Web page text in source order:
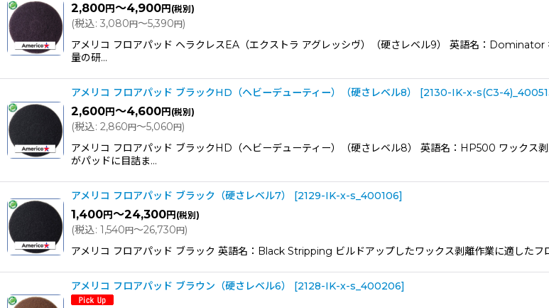
2,800円～4,900円 (税別)
(税込: 3,080円～5,390円)
アメリコ フロアパッド ヘラクレスEA（エクストラ アグレッシヴ）（硬さレベル9） 英語名：
量の研…
アメリコ フロアパッド ブラックHD（ヘビーデューティー）（硬さレベル8） [2130-IK-x-s(C3-
2,600円～4,600円 (税別)
(税込: 2,860円～5,060円)
アメリコ フロアパッド ブラックHD（ヘビーデューティー）（硬さレベル8） 英語名：HP500 ワックス
がパッドに目詰ま…
アメリコ フロアパッド ブラック（硬さレベル7） [2129-IK-x-s_400106]
1,400円～24,300円 (税別)
(税込: 1,540円～26,730円)
アメリコ フロアパッド ブラック 英語名：Black Stripping ビルドアップしたワックス剥離作業に適した
アメリコ フロアパッド ブラウン（硬さレベル6） [2128-IK-x-s_400206]